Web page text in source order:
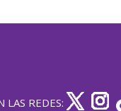
LAS REDES: